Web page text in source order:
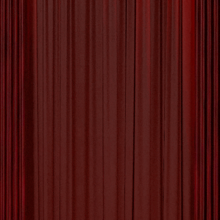
20 JANUARI 2026 BY MVTTHEATER ‣ 0
COMMENTS
De Creatieve Wereld van
de Abstracte Kunstenaar:
Een Verkenning van
Expressie en Verbeelding
De Wereld van de Abstracte
Kunstenaar
Abstracte kunst is een stroming binnen de kunstwereld
die vaak tot verwondering en discussie leidt. Abstracte
kunstenaars staan bekend om hun unieke vermogen
om emoties, ideeën en concepten uit te drukken
zonder zich te houden aan traditionele vormen of
realistische weergaven.